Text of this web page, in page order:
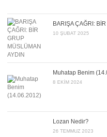
BARIŞA ÇAĞRI:
10 ŞUBAT 2025
Muhatap Benim
8 EKIM 2024
Lozan Nedir?
26 TEMMUZ 2023